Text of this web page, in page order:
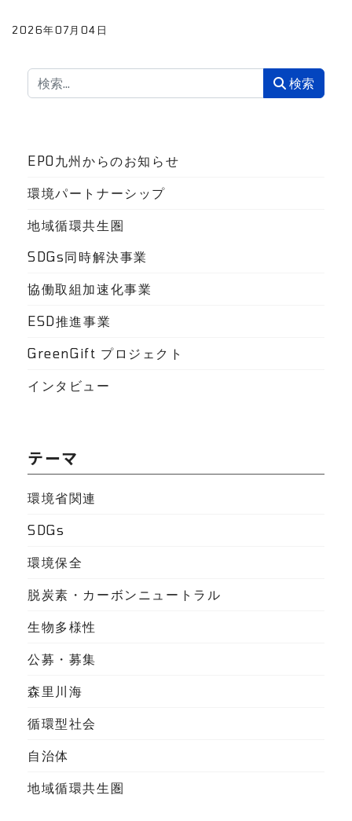
2026年07月04日
検索 検索
EPO九州からのお知らせ
環境パートナーシップ
地域循環共生圏
SDGs同時解決事業
協働取組加速化事業
ESD推進事業
GreenGift プロジェクト
インタビュー
テーマ
環境省関連
SDGs
環境保全
脱炭素・カーボンニュートラル
生物多様性
公募・募集
森里川海
循環型社会
自治体
地域循環共生圏